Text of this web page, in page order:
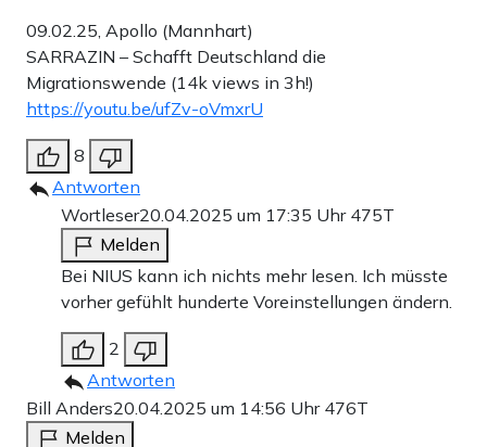
09.02.25, Apollo (Mannhart)
SARRAZIN – Schafft Deutschland die
Migrationswende (14k views in 3h!)
https://youtu.be/ufZv-oVmxrU
8
Antworten
Wortleser20.04.2025 um 17:35 Uhr 475T
Melden
Bei NIUS kann ich nichts mehr lesen. Ich müsste
vorher gefühlt hunderte Voreinstellungen ändern.
2
Antworten
Bill Anders20.04.2025 um 14:56 Uhr 476T
Melden